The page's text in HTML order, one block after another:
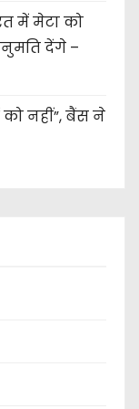
में मेटा को
देंगे –
नहीं”, बैंस ने